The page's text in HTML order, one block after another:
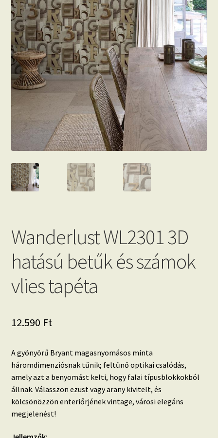
Wanderlust WL2301 3D
hatású betűk és számok
vlies tapéta
12.590 Ft
A gyönyörű Bryant magasnyomásos minta
háromdimenziósnak tűnik; feltűnő optikai csalódás,
amely azt a benyomást kelti, hogy falai típusblokkokból
állnak. Válasszon ezüst vagy arany kivitelt, és
kölcsönözzön enteriőrjének vintage, városi elegáns
megjelenést!